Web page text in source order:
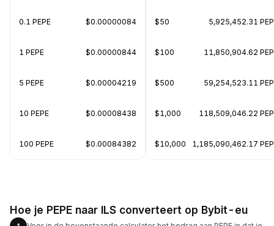
0.1 PEPE $0.00000084
1 PEPE $0.00000844
5 PEPE $0.00004219
10 PEPE $0.00008438
100 PEPE $0.00084382
$50 5,925,452.31
$100 11,850,904.62
$500 59,254,523.11
$1,000 118,509,046.22
$10,000 1,185,090,462.17
Hoe je PEPE naar ILS converteert op Bybit-eu